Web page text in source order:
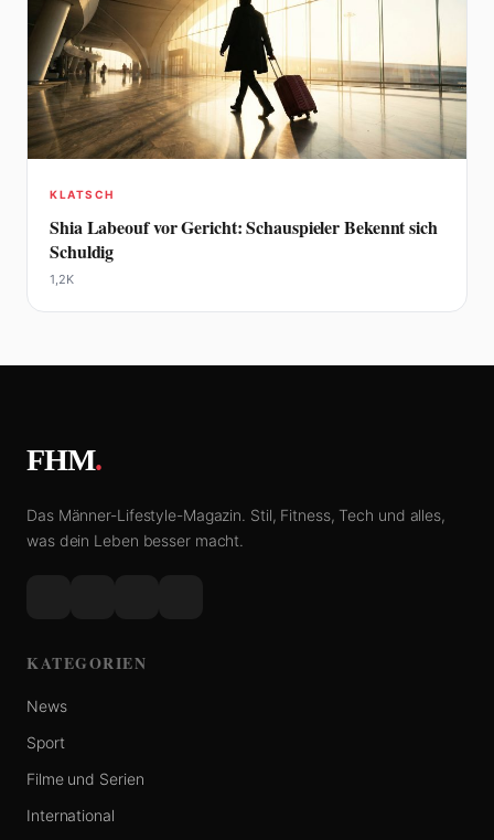
KLATSCH
Shia Labeouf vor Gericht: Schauspieler Bekennt sich
Schuldig
1,2K
FHM.
Das Männer-Lifestyle-Magazin. Stil, Fitness, Tech und alles,
was dein Leben besser macht.
KATEGORIEN
News
Sport
Filme und Serien
International